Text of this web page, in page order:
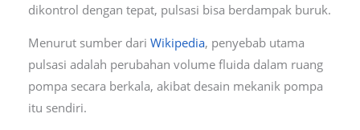
dikontrol dengan tepat, pulsasi bisa berdampak buruk.
Menurut sumber dari Wikipedia, penyebab utama
pulsasi adalah perubahan volume fluida dalam ruang
pompa secara berkala, akibat desain mekanik pompa
itu sendiri.